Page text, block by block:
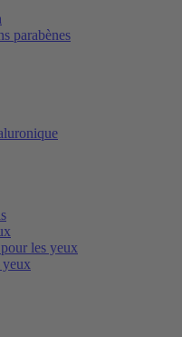
parabènes
les yeux
yeux